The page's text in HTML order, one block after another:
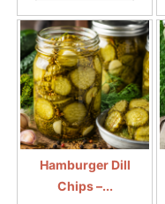
Hamburger Dill
Chips –...